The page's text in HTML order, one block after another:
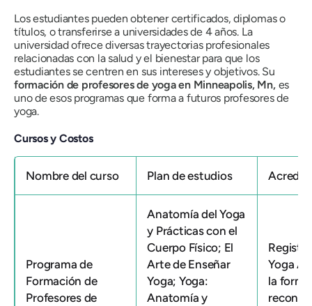
Los estudiantes pueden obtener certificados, diplomas o
títulos, o transferirse a universidades de 4 años. La
universidad ofrece diversas trayectorias profesionales
relacionadas con la salud y el bienestar para que los
estudiantes se centren en sus intereses y objetivos. Su
formación de profesores de yoga en Minneapolis, Mn,es
uno de esos programas que forma a futuros profesores de
yoga.
Cursos y Costos
Nombre del curso Plan de estudios
Programa de
Formación de
Profesores de
Anatomía del Yoga
y Prácticas con el
Cuerpo Físico; El
Arte de Enseñar
Yoga; Yoga:
Anatomía y
Yoga
la